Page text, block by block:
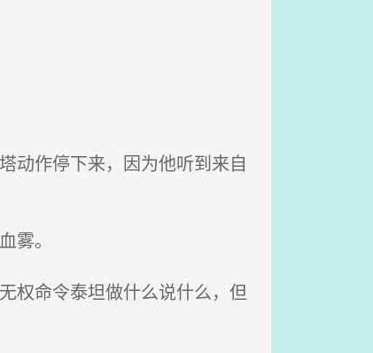
动作停下来，因为他听到来自
雾。
权命令泰坦做什么说什么，但